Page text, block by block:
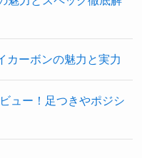
カーボンの魅力と実力
ュー！足つきやポジシ